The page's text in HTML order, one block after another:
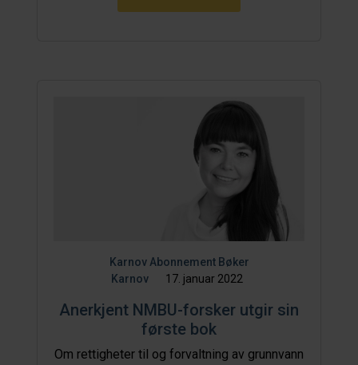
Karnov Abonnement Bøker
Karnov
17. januar 2022
Anerkjent NMBU-forsker utgir sin
første bok
Om rettigheter til og forvaltning av grunnvann